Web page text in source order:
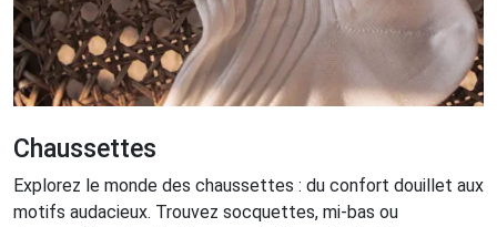
Chaussettes
Explorez le monde des chaussettes : du confort douillet aux
motifs audacieux. Trouvez socquettes, mi-bas ou